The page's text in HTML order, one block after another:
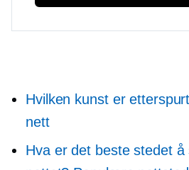
Hvilken kunst er
nett
Hva er det beste stedet å